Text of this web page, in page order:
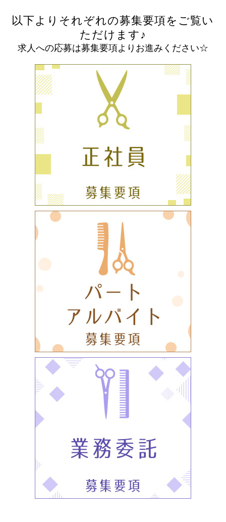
以下よりそれぞれの募集要項をご覧い
ただけます♪
求人への応募は募集要項よりお進みください☆